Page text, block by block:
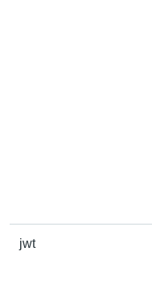
jwt